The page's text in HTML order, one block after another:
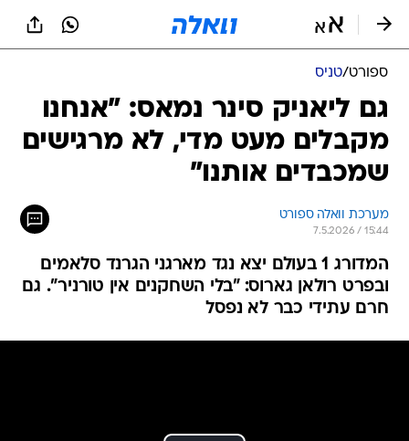
ספורט/טניס
גם ליאניק סינר נמאס: "אנחנו
מקבלים מעט מדי, לא מרגישים
שמכבדים אותנו"
מערכת וואלה ספורט
7.5.2026 / 15:44
המדורג 1 בעולם יצא נגד מארגני הגרנד סלאמים
ובפרט רולאן גארוס: "בלי השחקנים אין טורניר". גם
חרם עתידי כבר לא נפסל